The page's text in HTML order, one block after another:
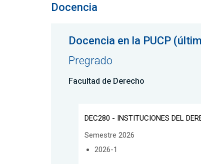
Docencia
Docencia en la PUCP
Pregrado
Facultad de Derecho
DEC280 - INSTITUCIONES DEL
Semestre 2026
2026-1